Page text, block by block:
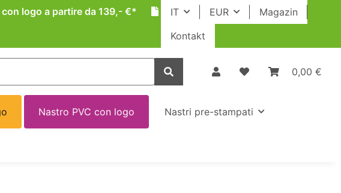
IT EUR
Magazin
Kontakt
logo a partire da 139,- €*
0,00 €
Nastro PVC con logo Nastri pre-stampati